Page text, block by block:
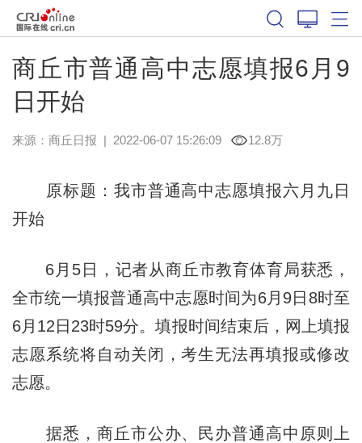
商丘市普通高中志愿填报6月9
日开始
来源： 商丘日报 | 2022-06-07 15:26:09 12.8万
原标题：我市普通高中志愿填报六月九日
开始
6月5日，记者从商丘市教育体育局获悉，
全市统一填报普通高中志愿时间为6月9日8时至
6月12日23时59分。填报时间结束后，网上填报
志愿系统将自动关闭，考生无法再填报或修改
志愿。
据悉，商丘市公办、民办普通高中原则上